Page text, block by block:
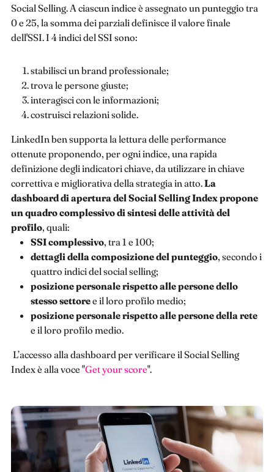
Social Selling. A ciascun indice è assegnato un punteggio tra
0 e 25, la somma dei parziali definisce il valore finale
dell'SSI. I 4 indici del SSI sono:
stabilisci un brand professionale;
trova le persone giuste;
interagisci con le informazioni;
costruisci relazioni solide.
LinkedIn ben supporta la lettura delle performance
ottenute proponendo, per ogni indice, una rapida
definizione degli indicatori chiave, da utilizzare in chiave
correttiva e migliorativa della strategia in atto.La
dashboard di apertura del Social Selling Index propone
un quadro complessivo di sintesi delle attività del
profilo, quali:
SSI complessivo, tra 1 e 100;
dettagli della composizione del punteggio, secondo i
quattro indici del social selling;
posizione personale rispetto alle persone dello
stesso settoree il loro profilo medio;
posizione personale rispetto alle persone della rete
e il loro profilo medio.
L’accesso alla dashboard per verificare il Social Selling
Index è alla voce "Get your score".